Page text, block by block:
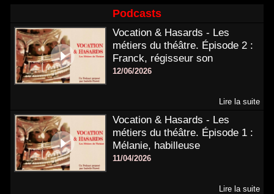
Podcasts
Vocation & Hasards - Les
métiers du théâtre. Épisode 2 :
Franck, régisseur son
12/06/2026
Lire la suite
Vocation & Hasards - Les
métiers du théâtre. Épisode 1 :
Mélanie, habilleuse
11/04/2026
Lire la suite